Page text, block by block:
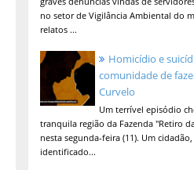
no setor de Vigilância Ambiental do
relatos ...
Homicídio e
comunidade de
Curvelo
Um terrível episódio
tranquila região da Fazenda "Retiro
nesta segunda-feira (11). Um cidadão,
identificado...